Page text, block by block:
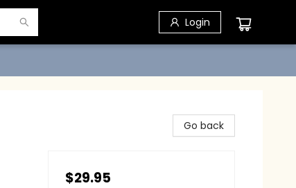
Login
Go back
$29.95